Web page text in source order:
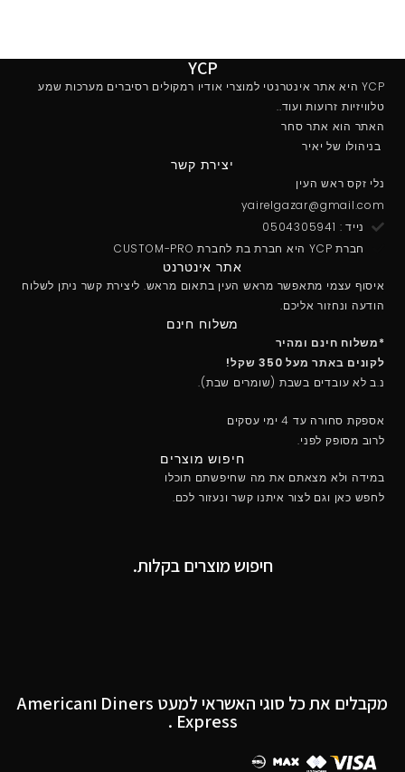
YCP
YCP היא אתר אינטרנטי למוצרי אודיו רמקולים רסיברים מערכות שמע
טלוויזיות זרועות ועוד..
האתר הוא אתר סחר
בניהולו של יאיר
יצירת קשר
נלי זקס ראש העין
yairelgazar@gmail.com
נייד : 0504305941
חברת YCP היא חברת בת לחברת CUSTOM-PRO
אתר אינטרנט
איסוף עצמי מתאפשר מראש העין בתאום מראש. ליצירת קשר ניתן לשלוח
הודעה ונחזור אליכם.
משלוח חינם
*משלוח חינם ומהיר
לקונים באתר מעל 350 שקל!
נ.ב לא עובדים בשבת (שומרים שבת).
אספקת סחורה עד 4 ימי עסקים
לרוב מסופק לפני.
חיפוש מוצרים
במידה ולא מצאתם את מה שחיפשתם תוכלו
לחפש כאן וגם לצור איתנו קשר ונעזור לכם.
חיפוש מוצרים בקלות.
מקבלים את כל סוגי האשראי למעט Diners וAmerican
Express .